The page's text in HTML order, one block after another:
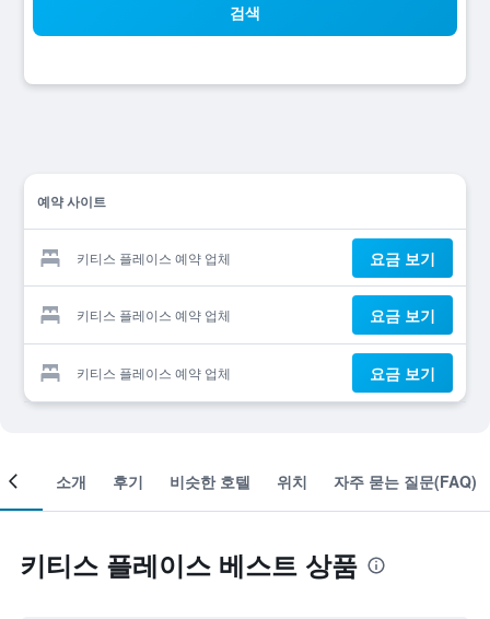
검색
예약 사이트
키티스 플레이스 예약 업체 요금 보기
키티스 플레이스 예약 업체 요금 보기
키티스 플레이스 예약 업체 요금 보기
객실 소개 후기 비슷한 호텔 위치 자주 묻는 질문(FAQ)
키티스 플레이스 베스트 상품